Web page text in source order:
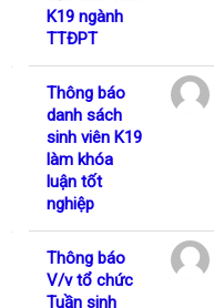
K19 ngành
TTĐPT
Thông báo
danh sách
sinh viên K19
làm khóa
luận tốt
nghiệp
Thông báo
V/v tổ chức
Tuần sinh